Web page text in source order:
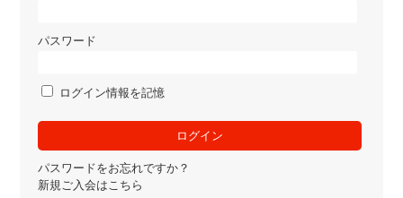
パスワード
ログイン情報を記憶
パスワードをお忘れですか？
新規ご入会はこちら